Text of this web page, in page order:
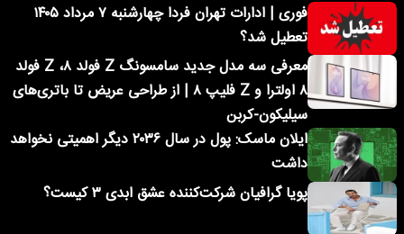
فوری | ادارات تهران فردا چهارشنبه ۷ مرداد ۱۴۰۵
تعطیل شد؟
معرفی سه مدل جدید سامسونگ Z فولد ۸، Z فولد
۸ اولترا و Z فلیپ ۸ | از طراحی عریض تا باتری‌های
سیلیکون-کربن
ایلان ماسک: پول در سال ۲۰۳۶ دیگر اهمیتی نخواهد
داشت
پویا گرافیان شرکت‌کننده عشق ابدی ۳ کیست؟